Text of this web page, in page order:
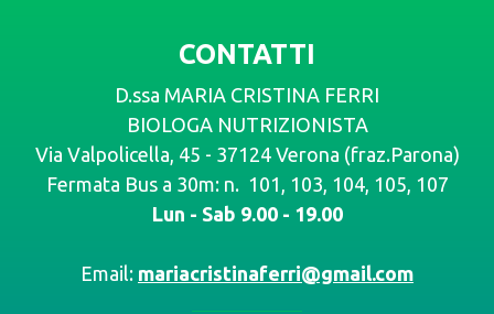
CONTATTI
D.ssa MARIA CRISTINA FERRI
BIOLOGA NUTRIZIONISTA
Via Valpolicella, 45 - 37124 Verona (fraz.Parona)
Fermata Bus a 30m: n. 101, 103, 104, 105, 107
Lun - Sab 9.00 - 19.00
Email: mariacristinaferri@gmail.com